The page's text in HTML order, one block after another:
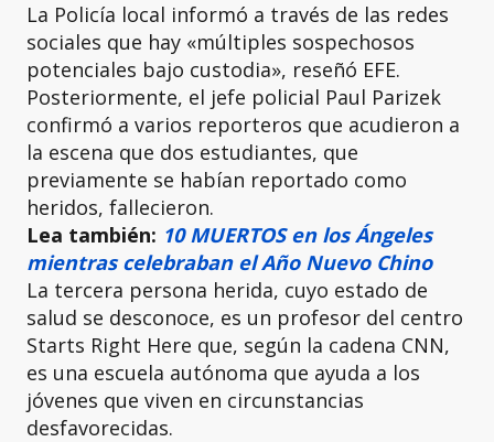
La Policía local informó a través de las redes
sociales que hay «múltiples sospechosos
potenciales bajo custodia», reseñó EFE.
Posteriormente, el jefe policial Paul Parizek
confirmó a varios reporteros que acudieron a
la escena que dos estudiantes, que
previamente se habían reportado como
heridos, fallecieron.
Lea también: 10 MUERTOS en los Ángeles
mientras celebraban el Año Nuevo Chino
La tercera persona herida, cuyo estado de
salud se desconoce, es un profesor del centro
Starts Right Here que, según la cadena CNN,
es una escuela autónoma que ayuda a los
jóvenes que viven en circunstancias
desfavorecidas.